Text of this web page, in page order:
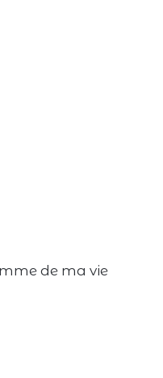
de ma vie